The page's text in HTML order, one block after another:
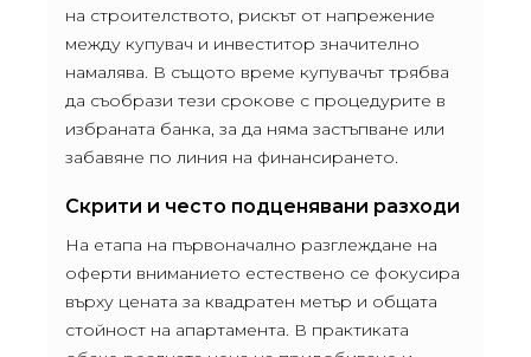
на строителството, рискът от напрежение
между купувач и инвеститор значително
намалява. В същото време купувачът трябва
да съобрази тези срокове с процедурите в
избраната банка, за да няма застъпване или
забавяне по линия на финансирането.
Скрити и често подценявани разходи
На етапа на първоначално разглеждане на
оферти вниманието естествено се фокусира
върху цената за квадратен метър и общата
стойност на апартамента. В практиката